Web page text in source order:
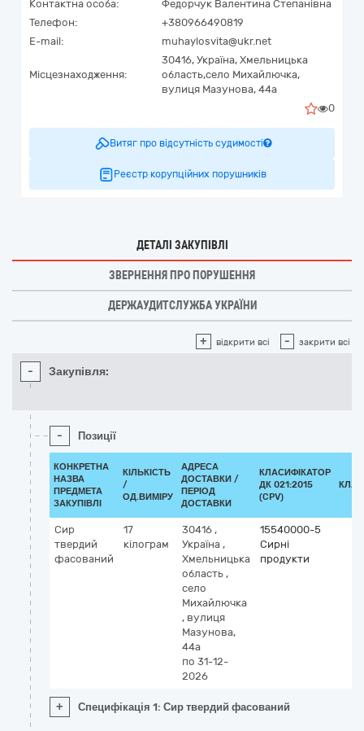
Контактна особа:
Федорчук Валентина Степанівна
Телефон:
+380966490819
E-mail:
muhaylosvita@ukr.net
Місцезнаходження:
30416, Україна, Хмельницька
область,село Михайлючка,
вулиця Мазунова, 44а
0
Витяг про відсутність судимості
Реєстр корупційних порушників
ДЕТАЛІ ЗАКУПІВЛІ
ЗВЕРНЕННЯ ПРО ПОРУШЕННЯ
ДЕРЖАУДИТСЛУЖБА УКРАЇНИ
+ відкрити всі - закрити всі
- Закупівля:
- Позиції
КОНКРЕТНА
НАЗВА
ПРЕДМЕТА
ЗАКУПІВЛІ
КІЛЬКІСТЬ
/
ОД.ВИМІРУ
АДРЕСА
ДОСТАВКИ /
ПЕРІОД
ДОСТАВКИ
КЛАСИФІКАТОР
ДК 021:2015
(CPV)
Сир
твердий
фасований
17
кілограм
30416 ,
Україна ,
Хмельницька
область ,
село
Михайлючка
, вулиця
Мазунова,
44а
по 31-12-
2026
15540000-5
Сирні
продукти
+ Специфікація 1: Сир твердий фасований